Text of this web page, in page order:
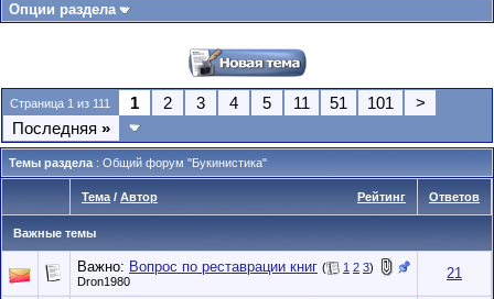
Опции раздела
Страница 1 из 111 1 2 3 4 5 11 51 101
>
Последняя »
Темы раздела : Общий форум "Букинистика"
Рейтинг
Тема / Автор Ответов
Важные темы
Важно: Вопрос по реставрации книг ( 1 2 3)
Dron1980
21